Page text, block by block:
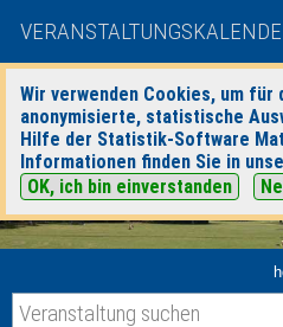
Wir verwenden Cookies, um für
anonymisierte, statistische
Hilfe der Statistik-Software
Informationen finden Sie in
OK, ich bin einverstanden